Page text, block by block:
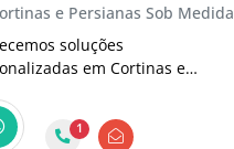
e Persianas Sob Medida
soluções
em Cortinas e
únicos para sua casa.
2015, atendemos com
1